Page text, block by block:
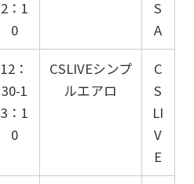
2：1
0
S
A
12：
30-1
3：1
0
CSLIVEシンプ
ルエアロ
C
S
LI
V
E